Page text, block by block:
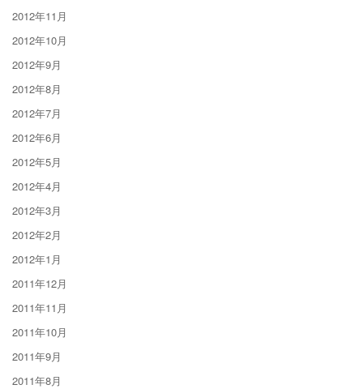
2012年11月
2012年10月
2012年9月
2012年8月
2012年7月
2012年6月
2012年5月
2012年4月
2012年3月
2012年2月
2012年1月
2011年12月
2011年11月
2011年10月
2011年9月
2011年8月